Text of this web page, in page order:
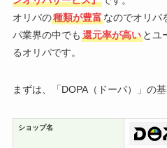
オリパの種類が豊富なのでオリパ
パ業界の中でも 還元率が高いとユ
るオリパです。
まずは、「DOPA（ドーパ）」の
ショップ名